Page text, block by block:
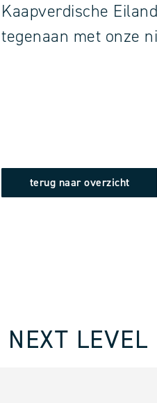
Kaapverdische
tegenaan met onze
terug naar overzicht
NEXT LEVEL